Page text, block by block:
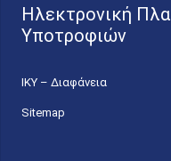
Ηλεκτρονική
Υποτροφιών
ΙΚΥ – Διαφάνεια
Sitemap